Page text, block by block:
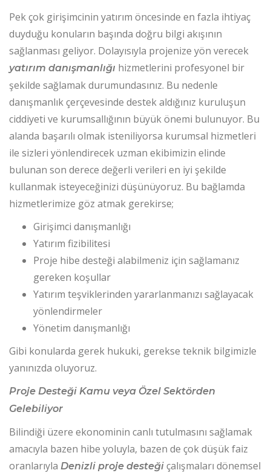
Pek çok girişimcinin yatırım öncesinde en fazla ihtiyaç
duyduğu konuların başında doğru bilgi akışının
sağlanması geliyor. Dolayısıyla projenize yön verecek
yatırım danışmanlığı hizmetlerini profesyonel bir
şekilde sağlamak durumundasınız. Bu nedenle
danışmanlık çerçevesinde destek aldığınız kuruluşun
ciddiyeti ve kurumsallığının büyük önemi bulunuyor. Bu
alanda başarılı olmak isteniliyorsa kurumsal hizmetleri
ile sizleri yönlendirecek uzman ekibimizin elinde
bulunan son derece değerli verileri en iyi şekilde
kullanmak isteyeceğinizi düşünüyoruz. Bu bağlamda
hizmetlerimize göz atmak gerekirse;
Girişimci danışmanlığı
Yatırım fizibilitesi
Proje hibe desteği alabilmeniz için sağlamanız
gereken koşullar
Yatırım teşviklerinden yararlanmanızı sağlayacak
yönlendirmeler
Yönetim danışmanlığı
Gibi konularda gerek hukuki, gerekse teknik bilgimizle
yanınızda oluyoruz.
Proje Desteği Kamu veya Özel Sektörden
Gelebiliyor
Bilindiği üzere ekonominin canlı tutulmasını sağlamak
amacıyla bazen hibe yoluyla, bazen de çok düşük faiz
oranlarıyla Denizli proje desteği çalışmaları dönemsel